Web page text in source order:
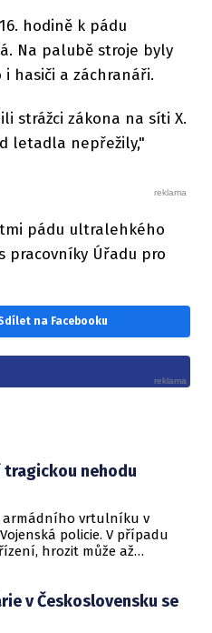
hodině k pádu
Na palubě stroje byly
hasiči a záchranáři.
strážci zákona na síti X.
letadla nepřežily,"
pádu ultralehkého
pracovníky Úřadu pro
na Facebooku
nehodu
armádního vrtulníku v
policie. V případu
hrozit může až
v Československu se